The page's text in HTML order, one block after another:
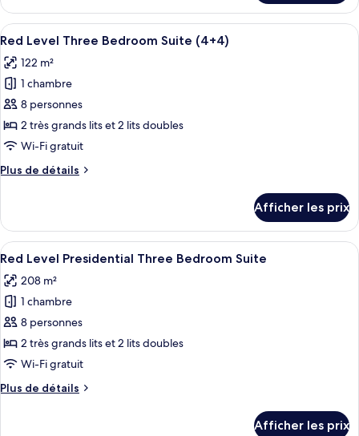
Three
Bedroom
Suite
Red
Level
Three
Suite
Afficher
toutes
les
photos
pour
ce
type
chambre :
Three
Bedroom
Suite
(4+4)
Une chambre d’hôtel avec un
4
Red Level Three Bedroom Suite (4+4)
122 m²
1 chambre
8 personnes
2 très grands lits et 2 lits doubles
Wi-Fi gratuit
Plus de détails
Plus
Red
Level
Three
Suite
(4+4)
Afficher les prix
Afficher
toutes
les
photos
pour
ce
type
chambre :
Une chambre d’hôtel moderne dotée
10
Red Level Presidential Three Bedroom Suite
208 m²
1 chambre
8 personnes
2 très grands lits et 2 lits doubles
Wi-Fi gratuit
Plus de détails
Plus
Afficher les prix